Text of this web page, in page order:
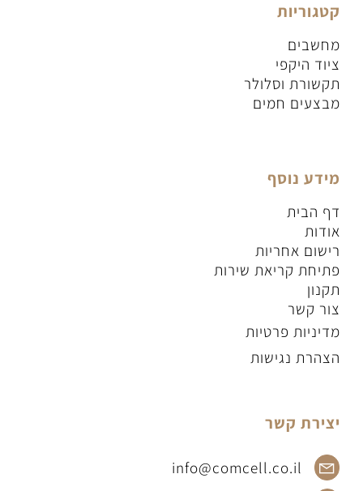
קטגוריות
מחשבים
ציוד היקפי
תקשורת וסלולר
מבצעים חמים
מידע נוסף
דף הבית
אודות
רישום אחריות
פתיחת קריאת שירות
תקנון
צור קשר
מדיניות פרטיות
הצהרת נגישות
יצירת קשר
info@comcell.co.il